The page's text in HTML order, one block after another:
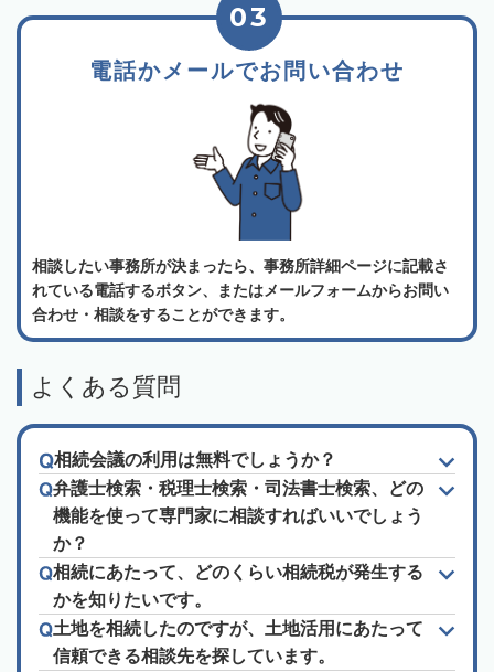
電話かメールでお問い合わせ
03
相談したい事務所が決まったら、事務所詳細ページに記載さ
れている電話するボタン、またはメールフォームからお問い
合わせ・相談をすることができます。
よくある質問
相続会議の利用は無料でしょうか？
弁護士検索・税理士検索・司法書士検索、どの
機能を使って専門家に相談すればいいでしょう
か？
相続にあたって、どのくらい相続税が発生する
かを知りたいです。
土地を相続したのですが、土地活用にあたって
信頼できる相談先を探しています。